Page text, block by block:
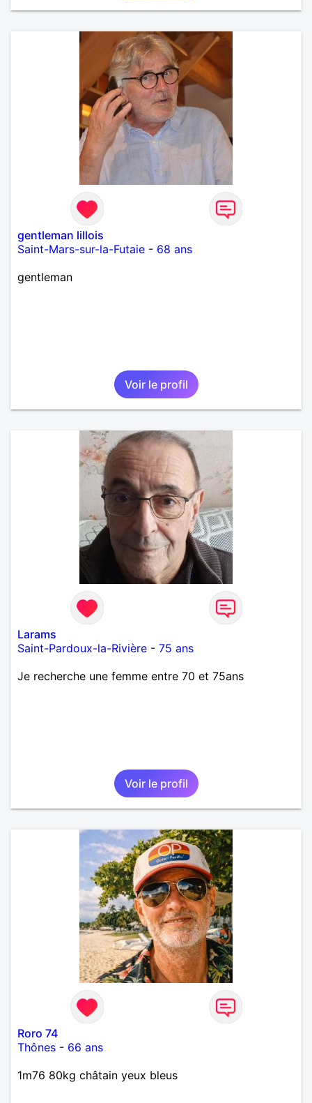
gentleman lillois
Saint-Mars-sur-la-Futaie - 68 ans
gentleman
Voir le profil
Larams
Saint-Pardoux-la-Rivière - 75 ans
Je recherche une femme entre 70 et 75ans
Voir le profil
Roro 74
Thônes - 66 ans
1m76 80kg châtain yeux bleus